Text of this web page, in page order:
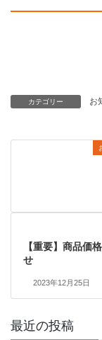
カテゴリー お
【重要】商品価
せ
2023年12月25日
最近の投稿